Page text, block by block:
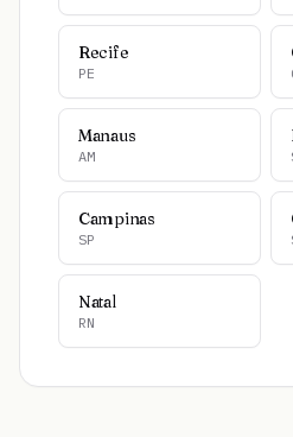
Recife
PE
Manaus
AM
Campinas
SP
Natal
RN